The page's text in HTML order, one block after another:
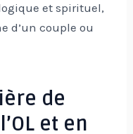
et spirituel,
d’un couple ou
de
et en